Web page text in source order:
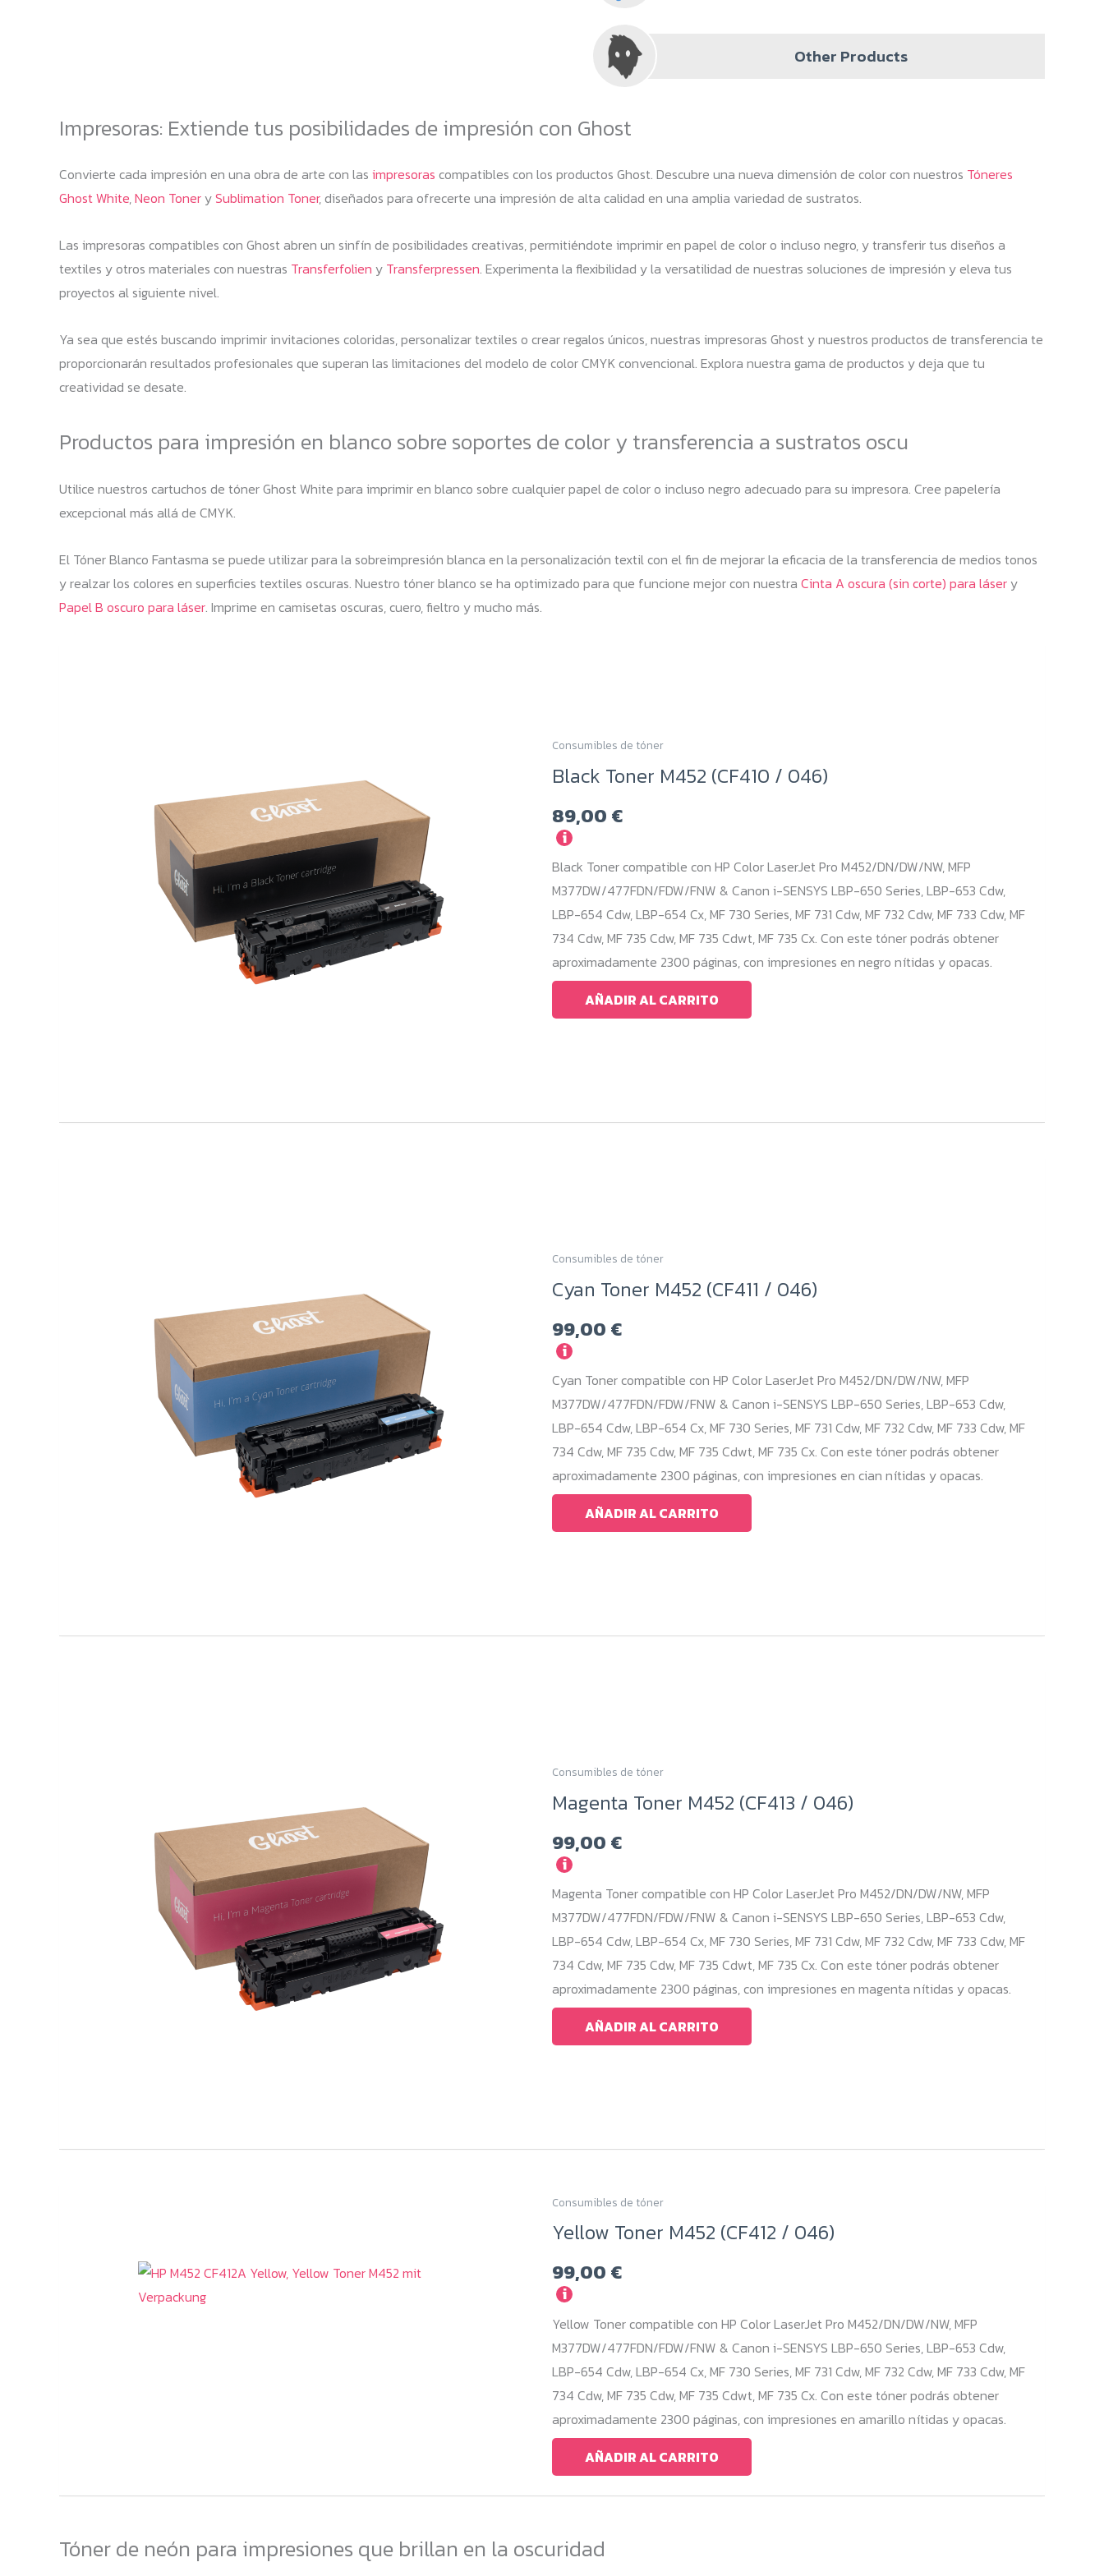
Other Products
Impresoras: Extiende tus posibilidades de impresión con Ghost
Convierte cada impresión en una obra de arte con las impresoras compatibles con los productos Ghost. Descubre una nueva dimensión de color con nuestros Tóneres
Ghost White,Neon TonerySublimation Toner, diseñados para ofrecerte una impresión de alta calidad en una amplia variedad de sustratos.
Las impresoras compatibles con Ghost abren un sinfín de posibilidades creativas, permitiéndote imprimir en papel de color o incluso negro, y transferir tus diseños a
textiles y otros materiales con nuestras Transferfolien y Transferpressen. Experimenta la flexibilidad y la versatilidad de nuestras soluciones de impresión y eleva tus
proyectos al siguiente nivel.
Ya sea que estés buscando imprimir invitaciones coloridas, personalizar textiles o crear regalos únicos, nuestras impresoras Ghost y nuestros productos de transferencia te
proporcionarán resultados profesionales que superan las limitaciones del modelo de color CMYK convencional. Explora nuestra gama de productos y deja que tu
creatividad se desate.
Productos para impresión en blanco sobre soportes de color y transferencia a sustratos oscu
Utilice nuestros cartuchos de tóner Ghost White para imprimir en blanco sobre cualquier papel de color o incluso negro adecuado para su impresora. Cree papelería
excepcional más allá de CMYK.
El Tóner Blanco Fantasma se puede utilizar para la sobreimpresión blanca en la personalización textil con el fin de mejorar la eficacia de la transferencia de medios tonos
y realzar los colores en superficies textiles oscuras. Nuestro tóner blanco se ha optimizado para que funcione mejor con nuestra Cinta A oscura (sin corte) para lásery
Papel B oscuro para láser. Imprime en camisetas oscuras, cuero, fieltro y mucho más.
Consumibles de tóner
Black Toner M452 (CF410 / 046)
89,00 €
i
Black Toner compatible con HP Color LaserJet Pro M452/DN/DW/NW, MFP
M377DW/477FDN/FDW/FNW & Canon i-SENSYS LBP-650 Series, LBP-653 Cdw,
LBP-654 Cdw, LBP-654 Cx, MF 730 Series, MF 731 Cdw, MF 732 Cdw, MF 733 Cdw, MF
734 Cdw, MF 735 Cdw, MF 735 Cdwt, MF 735 Cx. Con este tóner podrás obtener
aproximadamente 2300 páginas, con impresiones en negro nítidas y opacas.
AÑADIR AL CARRITO
Consumibles de tóner
Cyan Toner M452 (CF411 / 046)
99,00 €
i
Cyan Toner compatible con HP Color LaserJet Pro M452/DN/DW/NW, MFP
M377DW/477FDN/FDW/FNW & Canon i-SENSYS LBP-650 Series, LBP-653 Cdw,
LBP-654 Cdw, LBP-654 Cx, MF 730 Series, MF 731 Cdw, MF 732 Cdw, MF 733 Cdw, MF
734 Cdw, MF 735 Cdw, MF 735 Cdwt, MF 735 Cx. Con este tóner podrás obtener
aproximadamente 2300 páginas, con impresiones en cian nítidas y opacas.
AÑADIR AL CARRITO
Consumibles de tóner
Magenta Toner M452 (CF413 / 046)
99,00 €
i
Magenta Toner compatible con HP Color LaserJet Pro M452/DN/DW/NW, MFP
M377DW/477FDN/FDW/FNW & Canon i-SENSYS LBP-650 Series, LBP-653 Cdw,
LBP-654 Cdw, LBP-654 Cx, MF 730 Series, MF 731 Cdw, MF 732 Cdw, MF 733 Cdw, MF
734 Cdw, MF 735 Cdw, MF 735 Cdwt, MF 735 Cx. Con este tóner podrás obtener
aproximadamente 2300 páginas, con impresiones en magenta nítidas y opacas.
AÑADIR AL CARRITO
Consumibles de tóner
Yellow Toner M452 (CF412 / 046)
99,00 €
i
Yellow Toner compatible con HP Color LaserJet Pro M452/DN/DW/NW, MFP
M377DW/477FDN/FDW/FNW & Canon i-SENSYS LBP-650 Series, LBP-653 Cdw,
LBP-654 Cdw, LBP-654 Cx, MF 730 Series, MF 731 Cdw, MF 732 Cdw, MF 733 Cdw, MF
734 Cdw, MF 735 Cdw, MF 735 Cdwt, MF 735 Cx. Con este tóner podrás obtener
aproximadamente 2300 páginas, con impresiones en amarillo nítidas y opacas.
AÑADIR AL CARRITO
Tóner de neón para impresiones que brillan en la oscuridad